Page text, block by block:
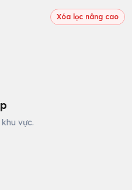
Xóa lọc nâng cao
vực.